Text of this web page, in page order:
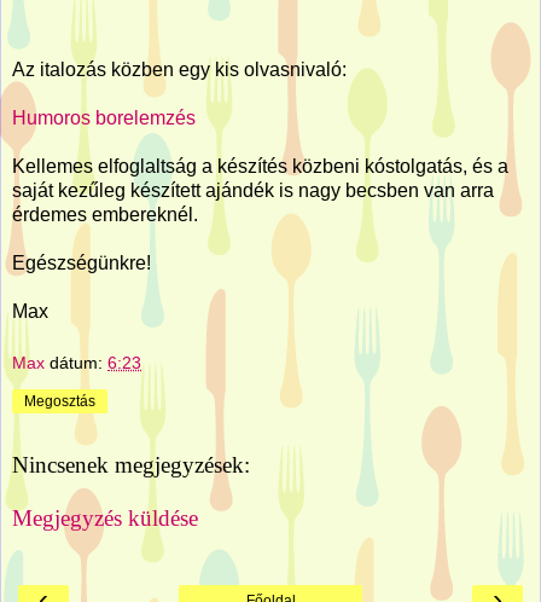
Az italozás közben egy kis olvasnivaló:
Humoros borelemzés
Kellemes elfoglaltság a készítés közbeni kóstolgatás, és a
saját kezűleg készített ajándék is nagy becsben van arra
érdemes embereknél.
Egészségünkre!
Max
Max dátum: 6:23
Megosztás
Nincsenek megjegyzések:
Megjegyzés küldése